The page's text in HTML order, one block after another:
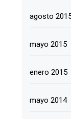
agosto
mayo 2015
enero 2015
mayo 2014